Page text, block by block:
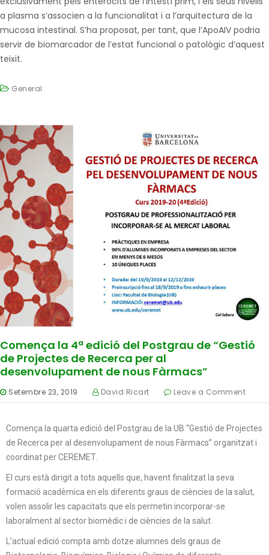
a plasma s’associen a la funcionalitat i a l’arquitectura de la
mucosa intestinal. S’ha proposat, per tant, que l’ApoAIV podria
servir de biomarcador de l’estat funcional o patològic d’aquest
teixit.
General
Comença la 4ª edició del Postgrau de “Gestió
de Projectes de Recerca per al
desenvolupament de nous Fàrmacs”
Setembre 23, 2019 David Ricart Leave a Comment
Comença la quarta edició del Postgrau de la UB “Gestió de Projectes
de Recerca per al desenvolupament de nous Fàrmacs” organitzat i
coordinat per CEREMET.
El curs està dirigit a tots aquells que, havent finalitzat la seva
formació acadèmica en els diferents graus de ciències de la salut,
volen assolir les capacitats que els permetin incorporar-se
laboralment al sector biomèdic i de ciències de la salut.
L’actual edició compta amb dotze alumnes dels graus de